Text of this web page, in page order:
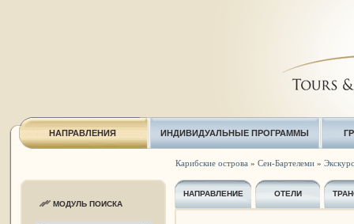
НАПРАВЛЕНИЯ ИНДИВИДУАЛЬНЫЕ ПРОГРАММЫ
МОДУЛЬ ПОИСКА
Карибские острова » Сен-Бартелеми»
НАПРАВЛЕНИЕ ОТЕЛИ